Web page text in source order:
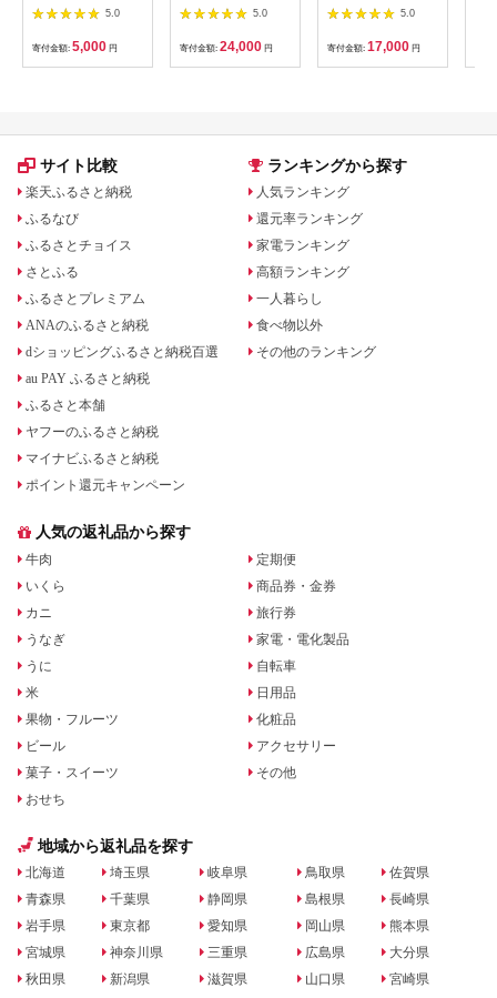
麺300g×2袋
5.0
寄付金額: 5,000 円
けで漬けた無添加梅干
し2kg 梅ボーイズ｜
B201_EP6024
5.0
寄付金額: 24,000 円
形県鶴岡市 アトリエ
かおる | 山葡萄 雑貨
キーホルダー ギフト
贈り物 お取り寄せ 返
礼品
5.0
寄付金額: 17,000 円
サイト比較
楽天ふるさと納税
ふるなび
ふるさとチョイス
さとふる
ふるさとプレミアム
ANAのふるさと納税
dショッピングふるさと納税百選
au PAY ふるさと納税
ふるさと本舗
ヤフーのふるさと納税
マイナビふるさと納税
ポイント還元キャンペーン
ランキングから探す
人気ランキング
還元率ランキング
家電ランキング
高額ランキング
一人暮らし
食べ物以外
その他のランキング
人気の返礼品から探す
牛肉
いくら
カニ
うなぎ
うに
米
果物・フルーツ
ビール
菓子・スイーツ
おせち
定期便
商品券・金券
旅行券
家電・電化製品
自転車
日用品
化粧品
アクセサリー
その他
地域から返礼品を探す
北海道
青森県
岩手県
宮城県
秋田県
埼玉県
千葉県
東京都
神奈川県
新潟県
岐阜県
静岡県
愛知県
三重県
滋賀県
鳥取県
島根県
岡山県
広島県
山口県
佐賀県
長崎県
熊本県
大分県
宮崎県